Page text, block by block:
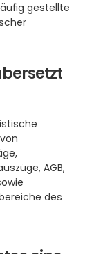
gestellte
AGB,
des